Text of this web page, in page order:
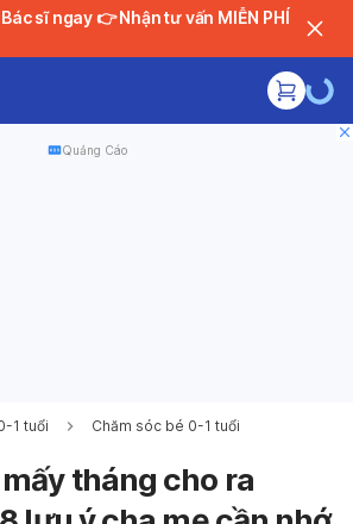
👉 Nhận tư vấn MIỄN PHÍ
Quảng Cáo
1 tuổi Chăm sóc bé 0-1 tuổi
tháng cho ra